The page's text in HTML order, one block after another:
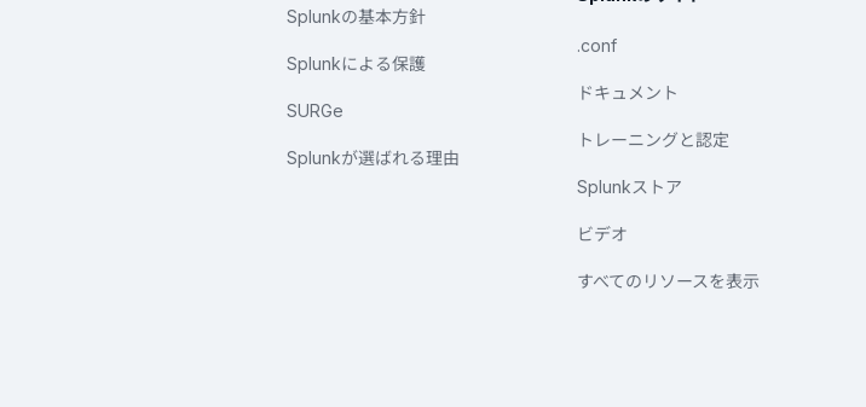
Splunkの基本方針
Splunkによる保護
SURGe
Splunkが選ばれる理由
.conf
ドキュメント
トレーニングと認定
Splunkストア
ビデオ
すべてのリソースを表示